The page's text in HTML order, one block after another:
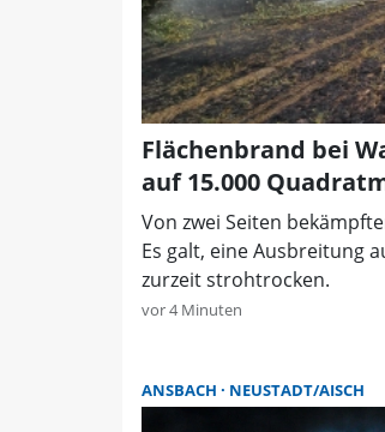
Flächenbrand bei
auf 15.000
Von zwei Seiten
Es galt, eine Ausbreitung
zurzeit strohtrocken.
vor 4 Minuten
ANSBACH NEUSTADT/AISCH